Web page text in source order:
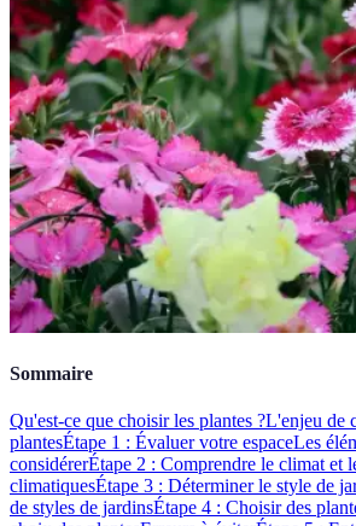
Sommaire
Qu'est-ce que choisir les plantes ?L'enjeu de
plantesÉtape 1 : Évaluer votre espaceLes
considérerÉtape 2 : Comprendre le climat et
climatiquesÉtape 3 : Déterminer le style de
de styles de jardinsÉtape 4 : Choisir des